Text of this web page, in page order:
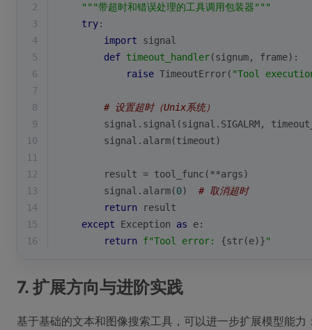
2
"""带超时和错误处理的工具调用包装器"""
3
try:
4
import signal
5
def timeout_handler(signum, frame):
6
raise TimeoutError( "Tool
7
8
# 设置超时（Unix系统）
9
signal.signal(signal.SIGALRM,
10
        signal.alarm(timeout)
11
12
        result = tool_func(**args)
13
        signal.alarm(
0) # 取消超时
14
return result
15
except Exception as e:
16
return f"Tool error: {str(e)}"
7. 扩展方向与进阶实践
基于基础的文本和图像搜索工具，可以进一步扩展模型能力